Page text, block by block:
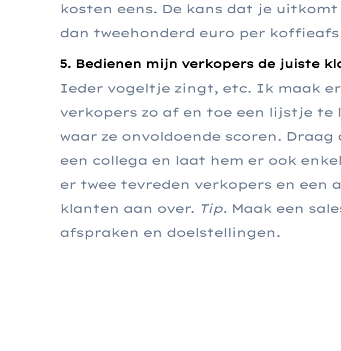
kosten eens. De kans dat je
dan tweehonderd euro per
5. Bedienen mijn verkopers de juiste
Ieder vogeltje zingt, etc. Ik maak
verkopers zo af en toe een lijstje te
waar ze onvoldoende scoren. Draag
een collega en laat hem er ook
er twee tevreden verkopers en een
klanten aan over. Tip. Maak een
afspraken en doelstellingen.